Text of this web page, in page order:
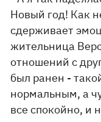
Новый год! Как
сдерживает
жительница
отношений с
был ранен -
нормальным, а
все спокойно, и